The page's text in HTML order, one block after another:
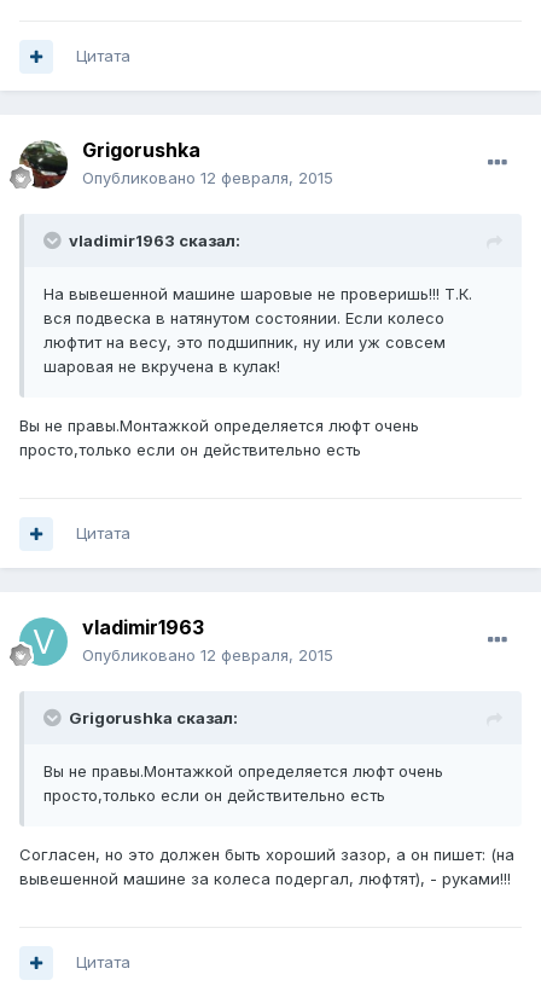
Цитата
Grigorushka
Опубликовано 12 февраля, 2015
vladimir1963 сказал:
На вывешенной машине шаровые не проверишь!!! Т.К.
вся подвеска в натянутом состоянии. Если колесо
люфтит на весу, это подшипник, ну или уж совсем
шаровая не вкручена в кулак!
Вы не правы.Монтажкой определяется люфт очень
просто,только если он действительно есть
Цитата
vladimir1963
Опубликовано 12 февраля, 2015
Grigorushka сказал:
Вы не правы.Монтажкой определяется люфт очень
просто,только если он действительно есть
Согласен, но это должен быть хороший зазор, а он пишет: (на
вывешенной машине за колеса подергал, люфтят), - руками!!!
Цитата